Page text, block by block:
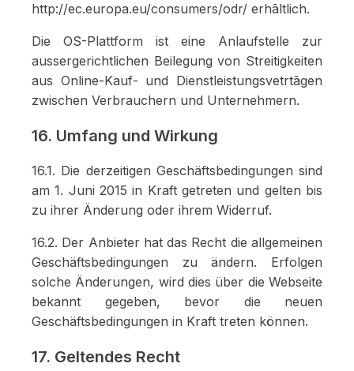
http://ec.europa.eu/consumers/odr/ erhāltlich.
Die OS-Plattform ist eine Anlaufstelle zur
aussergerichtlichen Beilegung von Streitigkeiten
aus Online-Kauf- und Dienstleistungsvetrtāgen
zwischen Verbrauchern und Unternehmern.
16. Umfang und Wirkung
16.1. Die derzeitigen Geschäftsbedingungen sind
am 1. Juni 2015 in Kraft getreten und gelten bis
zu ihrer Änderung oder ihrem Widerruf.
16.2. Der Anbieter hat das Recht die allgemeinen
Geschäftsbedingungen zu ändern. Erfolgen
solche Änderungen, wird dies über die Webseite
bekannt gegeben, bevor die neuen
Geschäftsbedingungen in Kraft treten können.
17. Geltendes Recht